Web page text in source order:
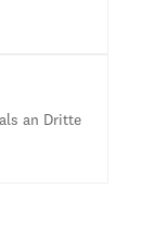
an Dritte